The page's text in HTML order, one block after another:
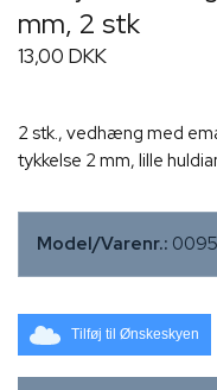
mm, 2 stk
13,00 DKK
2 stk., vedhæng med
tykkelse 2 mm, lille
Model/Varenr.:
Tilføj til Ønskeskyen